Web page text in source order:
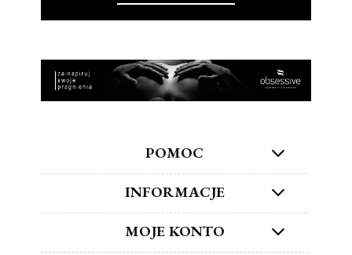
POMOC
INFORMACJE
MOJE KONTO